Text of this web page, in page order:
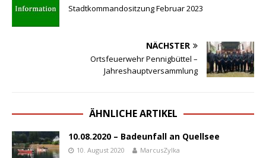
Stadtkommandositzung Februar 2023
NÄCHSTER
Ortsfeuerwehr Pennigbüttel –
Jahreshauptversammlung
ÄHNLICHE ARTIKEL
10.08.2020 – Badeunfall an Quellsee
10. August 2020 MarcusZylka